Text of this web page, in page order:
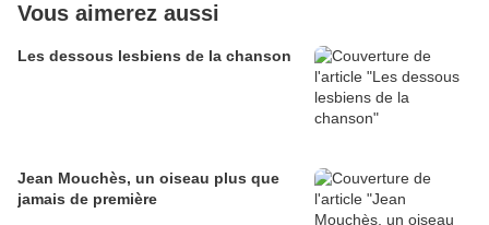
Vous aimerez aussi
Les dessous lesbiens de la chanson
Jean Mouchès, un oiseau plus que
jamais de première